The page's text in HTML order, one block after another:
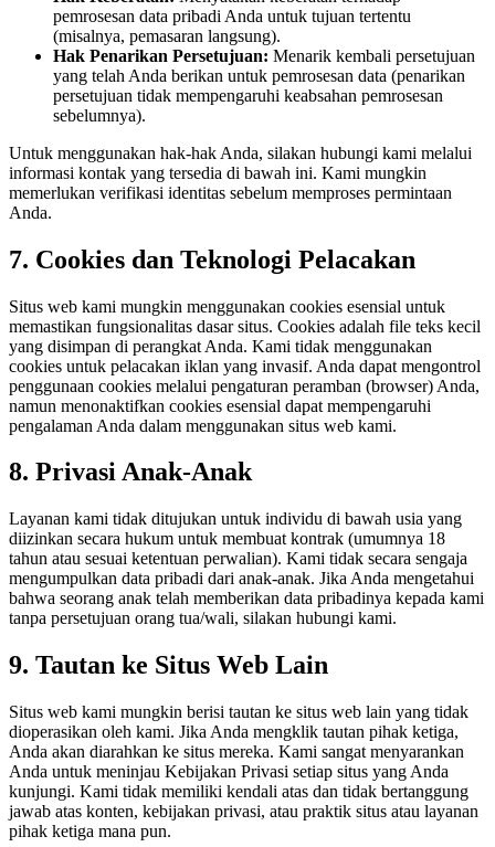
pemrosesan data pribadi Anda untuk tujuan tertentu
(misalnya, pemasaran langsung).
Hak Penarikan Persetujuan: Menarik kembali persetujuan
yang telah Anda berikan untuk pemrosesan data (penarikan
persetujuan tidak mempengaruhi keabsahan pemrosesan
sebelumnya).
Untuk menggunakan hak-hak Anda, silakan hubungi kami melalui
informasi kontak yang tersedia di bawah ini. Kami mungkin
memerlukan verifikasi identitas sebelum memproses permintaan
Anda.
7. Cookies dan Teknologi Pelacakan
Situs web kami mungkin menggunakan cookies esensial untuk
memastikan fungsionalitas dasar situs. Cookies adalah file teks kecil
yang disimpan di perangkat Anda. Kami tidak menggunakan
cookies untuk pelacakan iklan yang invasif. Anda dapat mengontrol
penggunaan cookies melalui pengaturan peramban (browser) Anda,
namun menonaktifkan cookies esensial dapat mempengaruhi
pengalaman Anda dalam menggunakan situs web kami.
8. Privasi Anak-Anak
Layanan kami tidak ditujukan untuk individu di bawah usia yang
diizinkan secara hukum untuk membuat kontrak (umumnya 18
tahun atau sesuai ketentuan perwalian). Kami tidak secara sengaja
mengumpulkan data pribadi dari anak-anak. Jika Anda mengetahui
bahwa seorang anak telah memberikan data pribadinya kepada kami
tanpa persetujuan orang tua/wali, silakan hubungi kami.
9. Tautan ke Situs Web Lain
Situs web kami mungkin berisi tautan ke situs web lain yang tidak
dioperasikan oleh kami. Jika Anda mengklik tautan pihak ketiga,
Anda akan diarahkan ke situs mereka. Kami sangat menyarankan
Anda untuk meninjau Kebijakan Privasi setiap situs yang Anda
kunjungi. Kami tidak memiliki kendali atas dan tidak bertanggung
jawab atas konten, kebijakan privasi, atau praktik situs atau layanan
pihak ketiga mana pun.